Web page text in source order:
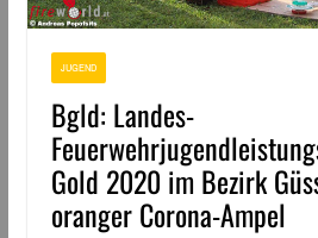
JUGEND
Bgld: Landes-
Gold 2020 im Bezirk
oranger Corona-Ampel